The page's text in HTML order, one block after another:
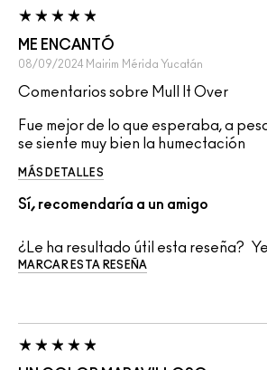
ME ENCANTÓ
08/09/2024 Mairim Mérida Yucatán
Comentarios sobre Mull It Over
Fue mejor de lo que esperaba, a
se siente muy bien la humectación
MÁS DETALLES
Sí, recomendaría a un amigo
¿Le ha resultado útil esta reseña?
MARCAR ESTA RESEÑA